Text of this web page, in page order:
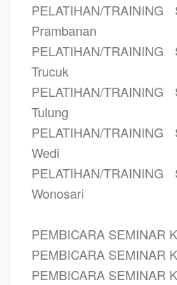
PELATIHAN/
Prambanan
PELATIHAN/
Trucuk
PELATIHAN/
Tulung
PELATIHAN/
Wedi
PELATIHAN/
Wonosari
PEMBICARA SEMINAR
PEMBICARA SEMINAR
PEMBICARA SEMINAR